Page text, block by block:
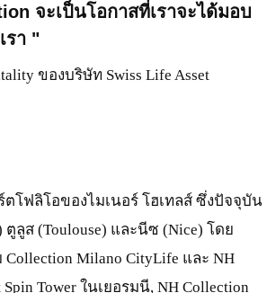
จะเป็นโอกาสที่เราจะได้มอบ
รา
ของบริษัท Swiss Life Asset
โฟลิโอของไมเนอร์ โฮเทลส์ ซึ่งปัจจุบัน
ลูส (Toulouse) และนีซ (Nice) โดย
Milano CityLife และ NH
Tower ในเยอรมนี, NH Collection